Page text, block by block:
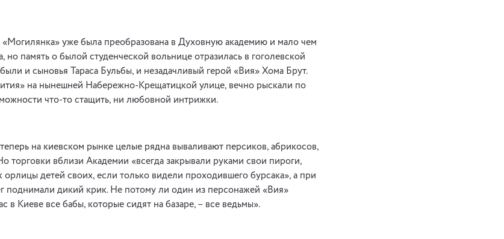
«Могилянка» уже была преобразована в Духовную академию и мало чем
память о былой студенческой вольнице отразилась в гоголевской
и сыновья Тараса Бульбы, и незадачливый герой «Вия» Хома Брут.
на нынешней Набережно-Крещатицкой улице, вечно рыскали по
что-то стащить, ни любовной интрижки.
теперь на киевском рынке целые рядна вываливают персиков, абрикосов,
торговки вблизи Академии «всегда закрывали руками свои пироги,
орлицы детей своих, если только видели проходившего бурсака», а при
поднимали дикий крик. Не потому ли один из персонажей «Вия»
в Киеве все бабы, которые сидят на базаре, – все ведьмы».